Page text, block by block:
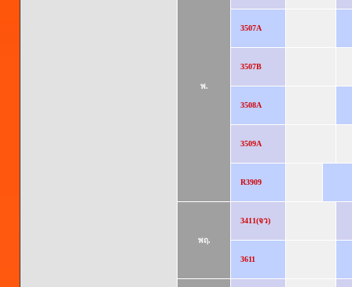
พ.
3507A
3507B
3508A
3509A
R3909
พฤ.
3411(จว)
3611